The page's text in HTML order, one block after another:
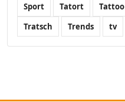
Sport
Tatort Tattoo
Tratsch
Trends tv